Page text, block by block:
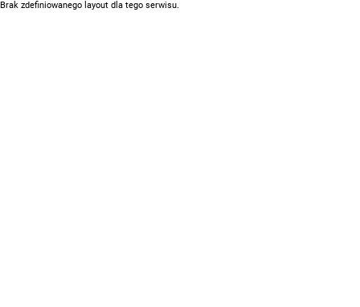
Brak zdefiniowanego layout dla tego serwisu.